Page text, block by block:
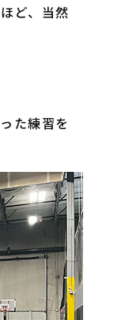
ど、当然
た練習を